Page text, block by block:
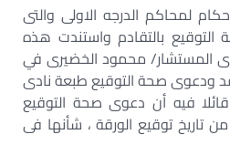
لمحاكم الدرجه الاولى والتى
بالتقادم واستندت هذه
المستشار/ محمود الخضيرى في
ودعوى صحة التوقيع طبعة نادى
1989 ص 409 ] قائلا فيه أن دعوى صحة التوقيع
توقيع الورقة ، شأنها فى